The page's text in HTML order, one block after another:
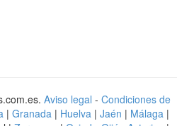
Aviso legal - Condiciones de
| Granada| Huelva| Jaén | Málaga|